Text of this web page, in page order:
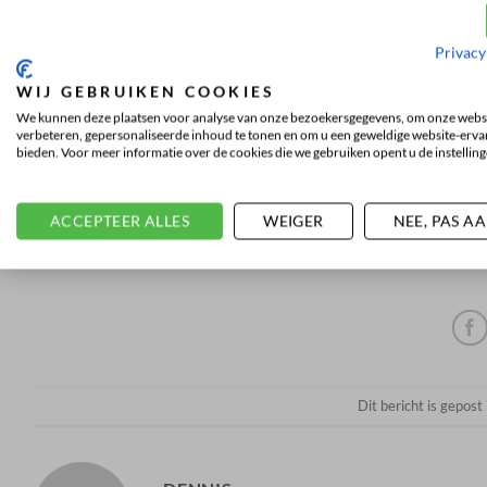
HET LEER DAT WORDT
Het leer dat Santoni gebruikt voor haar schoenen komt van
dat Santoni voor het leer van deze kalveren heeft gekozen
worden bijgevoerd blijft het huid van de Pink kalveren erg
Lees hier meer overhet leer dat wordt gebruikt voor de
Dit bericht is gepost
WIJ GEBRUIKEN COOKIES
We kunnen deze plaatsen voor analyse van onze bezoekersgegevens, om onze
verbeteren, gepersonaliseerde inhoud te tonen en om u een geweldige website-
bieden. Voor meer informatie over de cookies die we gebruiken opent u de
ACCEPTEER ALLES WEIGER NEE, PAS